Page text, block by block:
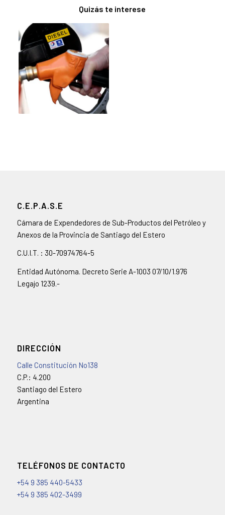
Quizás te interese
C.E.P.A.S.E
Cámara de Expendedores de Sub-Productos del Petróleo y
Anexos de la Provincia de Santiago del Estero
C.U.I.T. : 30-70974764-5
Entidad Autónoma. Decreto Serie A-1003 07/10/1.976
Legajo 1239.-
DIRECCIÓN
Calle Constitución No138
C.P.: 4.200
Santiago del Estero
Argentina
TELÉFONOS DE CONTACTO
+54 9 385 440-5433
+54 9 385 402-3499